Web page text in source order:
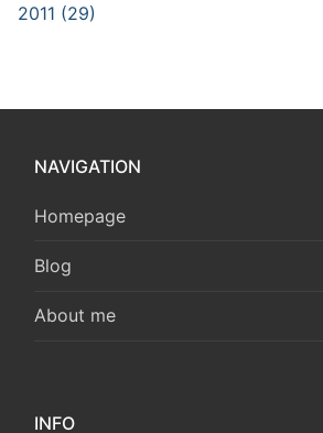
2011 (29)
NAVIGATION
Homepage
Blog
About me
INFO